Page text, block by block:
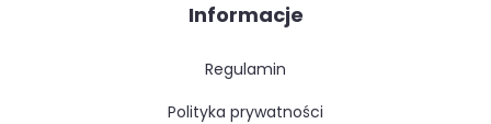
Informacje
regulamin
polityka prywatności